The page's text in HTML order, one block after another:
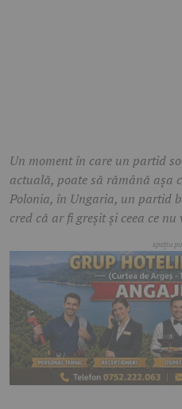
Un moment în care un partid
actuală, poate să rămână așa
Polonia, în Ungaria, un partid
cred că ar fi greșit și ceea ce nu